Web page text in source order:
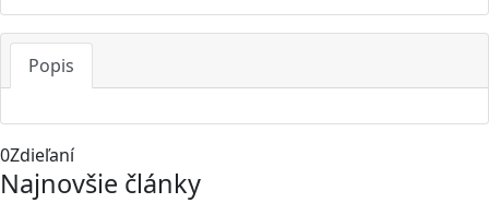
Popis
0Zdieľaní
Najnovšie články